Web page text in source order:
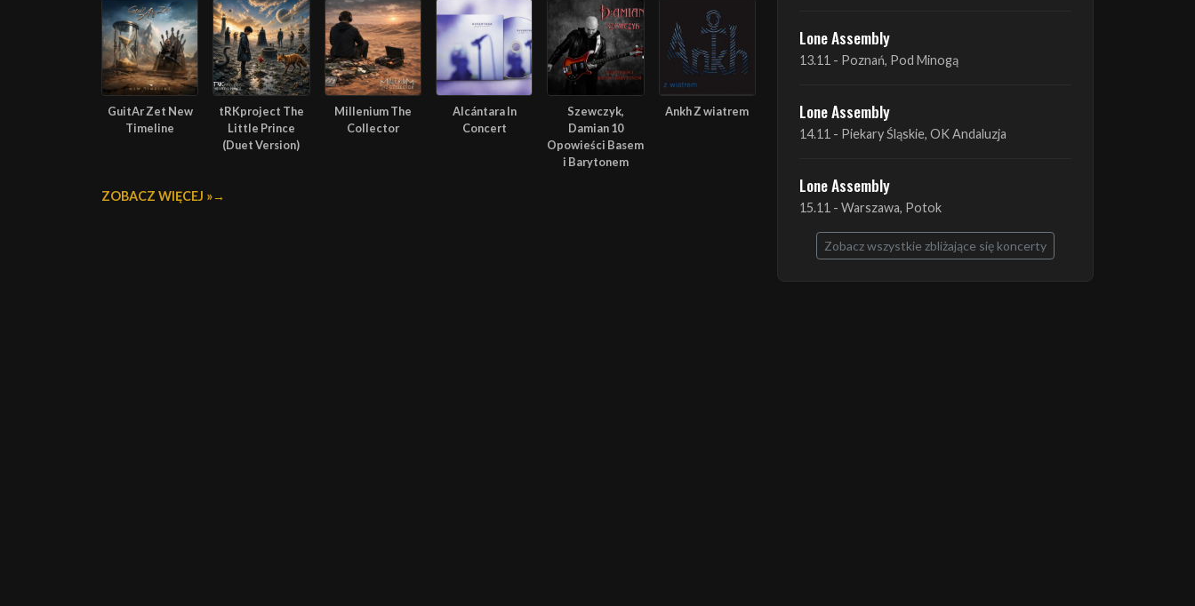
GuitAr Zet New
Timeline
tRKproject The
Little Prince
(Duet Version)
Millenium The
Collector
Alcántara In
Concert
Szewczyk,
Damian 10
Opowieści Basem
i Barytonem
Ankh Z wiatrem
ZOBACZ WIĘCEJ »
Lone Assembly
14.11 - Piekary Śląskie, OK Andaluzja
Lone Assembly
15.11 - Warszawa, Potok
Zobacz wszystkie zbliżające się koncerty